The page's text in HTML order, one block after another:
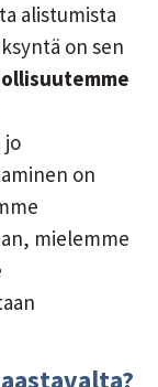
alistumista
on sen
jo
on
mielemme